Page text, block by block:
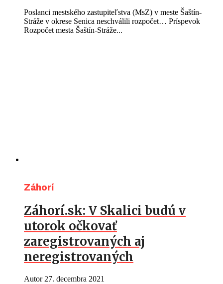
Poslanci mestského zastupiteľstva (MsZ) v meste Šaštín-
Stráže v okrese Senica neschválili rozpočet… Príspevok
Rozpočet mesta Šaštín-Stráže...
Záhorí
Záhorí.sk: V Skalici budú v
utorok očkovať
zaregistrovaných aj
neregistrovaných
Autor 27. decembra 2021